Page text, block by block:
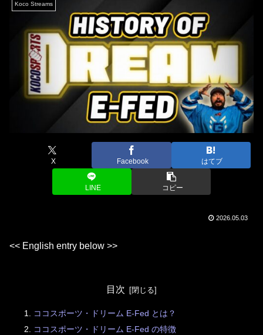
Koco Streams
X Facebook はてブ
LINE コピー
2026.05.03
<< English entry below >>
目次
ココスポーツ・ドリーム E-Fed とは？
ココスポーツ・ドリーム E-Fed の特徴